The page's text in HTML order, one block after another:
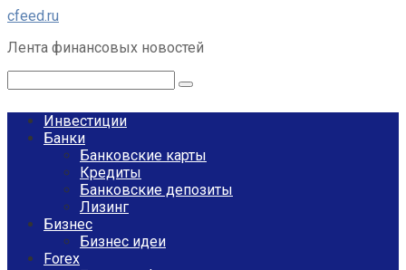
Перейти
контенту
cfeed.ru
Лента финансовых новостей
Инвестиции
Банки
Банковские карты
Кредиты
Банковские депозиты
Лизинг
Бизнес
Бизнес идеи
Forex